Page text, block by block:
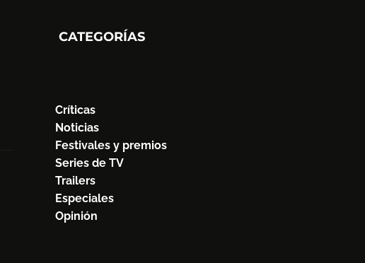
CATEGORÍAS
Críticas
Noticias
Festivales y premios
Series de TV
Trailers
Especiales
Opinión